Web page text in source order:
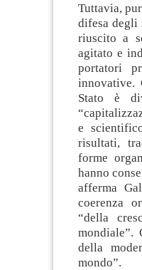
Tuttavia,
difesa degli
riuscito a
agitato e
portatori
innovative.
Stato è
e
risultati,
forme
hanno
afferma
coerenza
“della
mondiale”.
della
mondo”.